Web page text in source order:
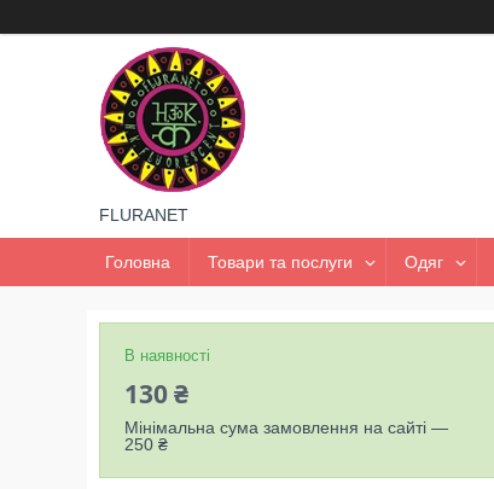
FLURANET
Головна Товари та послуги Одяг
В наявності
130 ₴
Мінімальна сума замовлення на сайті —
250 ₴